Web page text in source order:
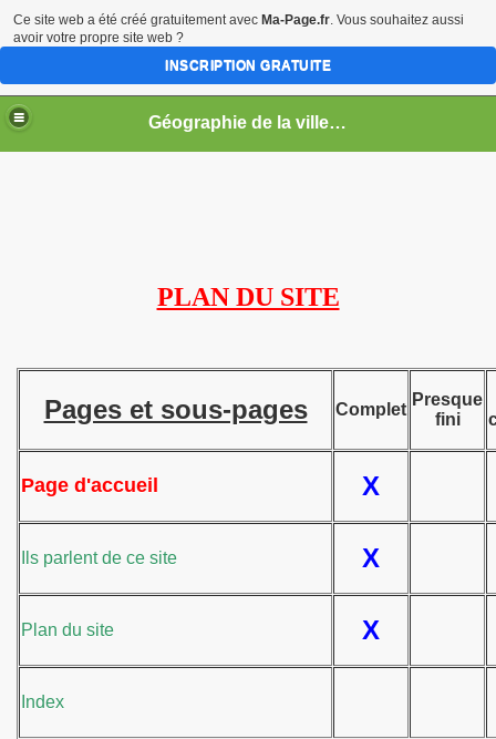
Géographie de la ville en guerre
PLAN DU SITE
Pages et sous-pages Complet
Presque
fini
Page d'accueil X
Ils parlent de ce site X
Plan du site X
Index
limite
Ce site web a été créé gratuitement avec Ma-Page.fr. Vous souhaitez aussi
avoir votre propre site web ?
INSCRIPTION GRATUITE